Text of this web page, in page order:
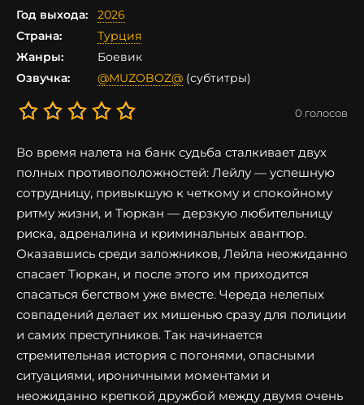
Год выхода:
2026
Страна:
Турция
Жанры:
Боевик
Озвучка:
@MUZOBOZ@ (субтитры)
0 голосов
Во время налета на банк судьба сталкивает двух
полных противоположностей: Лейлу — успешную
сотрудницу, привыкшую к четкому и спокойному
ритму жизни, и Тюркан — дерзкую любительницу
риска, адреналина и криминальных авантюр.
Оказавшись среди заложников, Лейла неожиданно
спасает Тюркан, и после этого им приходится
спасаться бегством уже вместе. Череда нелепых
совпадений делает их мишенью сразу для полиции
и самих преступников. Так начинается
стремительная история с погонями, опасными
ситуациями, ироничными моментами и
неожиданно крепкой дружбой между двумя очень